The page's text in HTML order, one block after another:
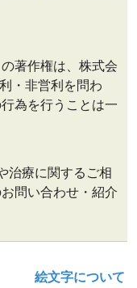
著作権は、株式会
・非営利を問わ
為を行うことは一
治療に関するご相
問い合わせ・紹介
絵文字について